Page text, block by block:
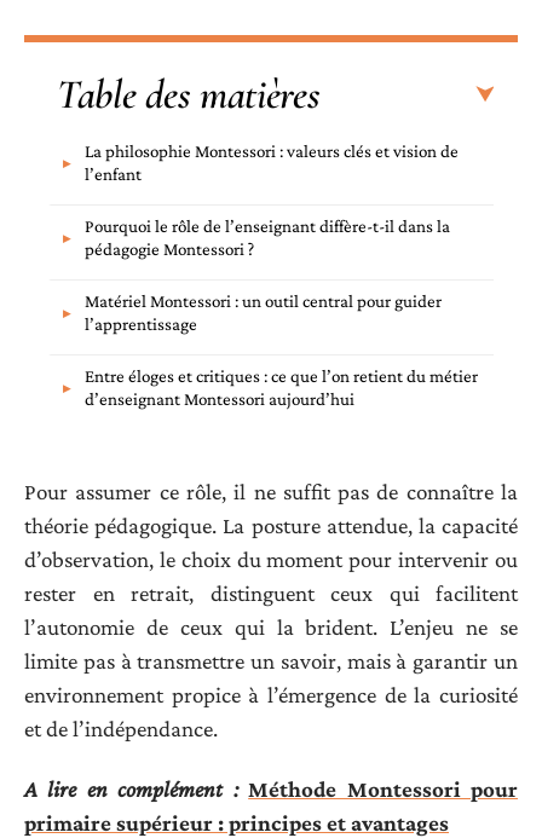
Table des matières
La philosophie Montessori : valeurs clés et vision de
l’enfant
Pourquoi le rôle de l’enseignant diffère-t-il dans la
pédagogie Montessori ?
Matériel Montessori : un outil central pour guider
l’apprentissage
Entre éloges et critiques : ce que l’on retient du métier
d’enseignant Montessori aujourd’hui
Pour assumer ce rôle, il ne suffit pas de connaître la
théorie pédagogique. La posture attendue, la capacité
d’observation, le choix du moment pour intervenir ou
rester en retrait, distinguent ceux qui facilitent
l’autonomie de ceux qui la brident. L’enjeu ne se
limite pas à transmettre un savoir, mais à garantir un
environnement propice à l’émergence de la curiosité
et de l’indépendance.
A lire en complément : Méthode Montessori pour
primaire supérieur : principes et avantages